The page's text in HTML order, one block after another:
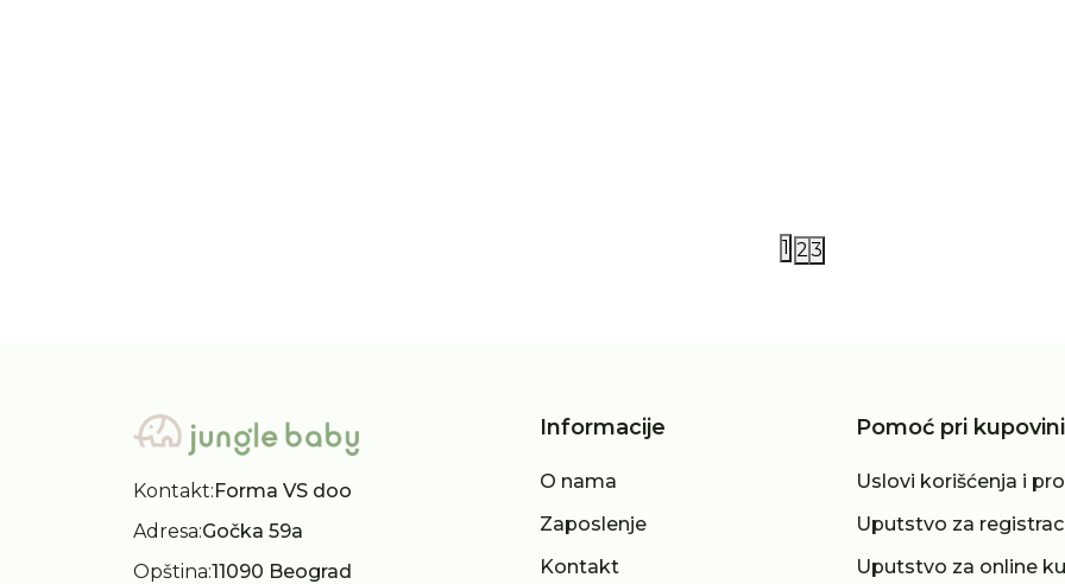
1 23
Kontakt:Forma VS doo
Adresa:Gočka 59a
Opština:11090 Beograd
Informacije
O nama
Zaposlenje
Kontakt
Pomoć pri kupovini
Uslovi korišćenja i
Uputstvo za
Uputstvo za online